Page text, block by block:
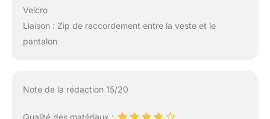
Velcro
Liaison : Zip de raccordement entre la veste et le
pantalon
Note de la rédaction 15/20
Qualité des matériaux :